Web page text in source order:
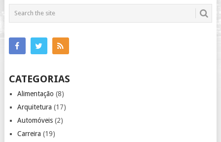
CATEGORIAS
Alimentação (8)
Arquitetura (17)
Automóveis(2)
Carreira (19)